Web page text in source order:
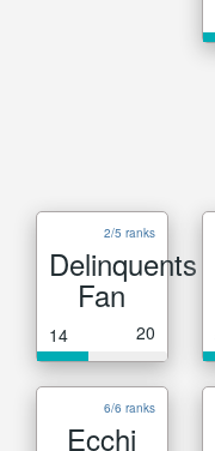
2/5 ranks
Delinquents
Fan
14 20
6/6 ranks
Ecchi